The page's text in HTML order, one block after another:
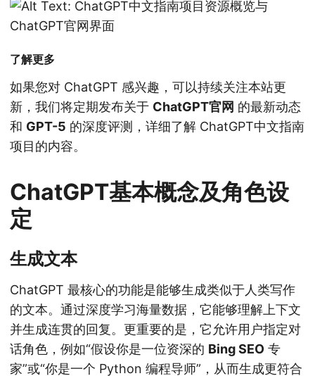
了解更多
如果您对 ChatGPT 感兴趣，可以持续关注本站更
新，我们将定期发布关于 ChatGPT官网 的最新动态
和 GPT-5 的深度评测，详细了解 ChatGPT中文指南
项目的内容。
ChatGPT基本概念及角色设
定
生成文本
ChatGPT 最核心的功能是能够生成类似于人类写作
的文本。通过深度学习海量数据，它能够理解上下文
并生成连贯的回复。更重要的是，它允许用户指定对
话角色，例如“假设你是一位资深的 Bing SEO 专
家”或“你是一个 Python 编程导师”，从而生成更符合